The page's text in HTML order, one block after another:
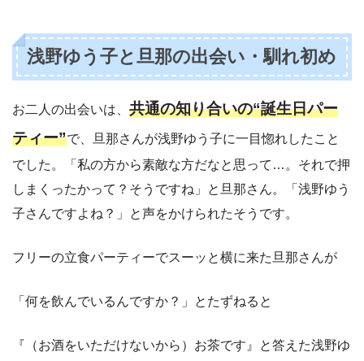
浅野ゆう子と旦那の出会い・馴れ初め
お二人の出会いは、 共通の知り合いの“誕生日パー
ティー”で、旦那さんが浅野ゆう子に一目惚れしたこと
でした。「私の方から素敵な方だなと思って…。それで押
しまくったかって？そうですね」と旦那さん。「浅野ゆう
子さんですよね？」と声をかけられたそうです。
フリーの立食パーティーでスーッと横に来た旦那さんが
「何を飲んでいるんですか？」とたずねると
『（お酒をいただけないから）お茶です』と答えた浅野ゆ